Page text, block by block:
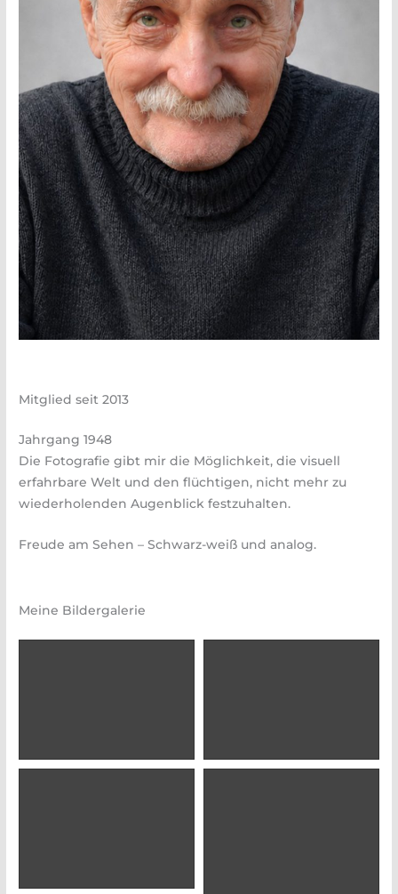
Mitglied seit 2013
Jahrgang 1948
Die Fotografie gibt mir die Möglichkeit, die visuell
erfahrbare Welt und den flüchtigen, nicht mehr zu
wiederholenden Augenblick festzuhalten.
Freude am Sehen – Schwarz-weiß und analog.
Meine Bildergalerie